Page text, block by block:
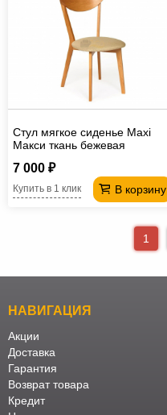
Стул мягкое сиденье Maxi
Макси ткань бежевая
7 000 ₽
В корзину
Купить в 1 клик
1
НАВИГАЦИЯ
Акции
Доставка
Гарантия
Возврат товара
Кредит